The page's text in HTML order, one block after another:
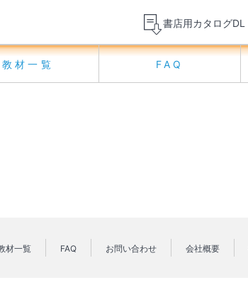
書店用カタログDL
教材一覧 FAQ
材一覧 FAQ お問い合わせ 会社概要